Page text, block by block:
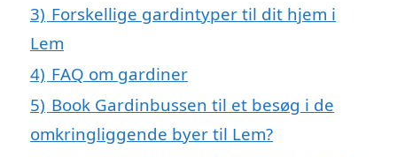
3) Forskellige gardintyper til dit hjem i
Lem
4) FAQ om gardiner
5) Book Gardinbussen til et besøg i de
omkringliggende byer til Lem?